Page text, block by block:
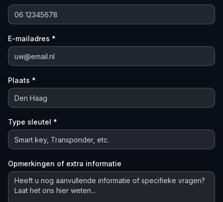
E-mailadres *
Plaats *
Type sleutel *
Opmerkingen of extra informatie